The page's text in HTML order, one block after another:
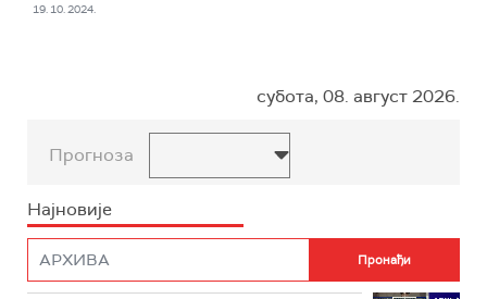
19. 10. 2024.
субота, 08. август 2026.
Прогноза
Најновије